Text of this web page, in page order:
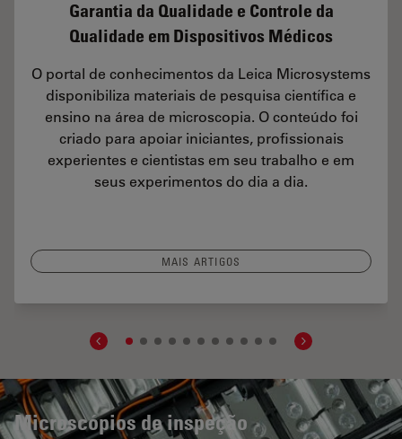
Garantia da Qualidade e Controle da
Qualidade em Dispositivos Médicos
O portal de conhecimentos da Leica Microsystems
disponibiliza materiais de pesquisa científica e
ensino na área de microscopia. O conteúdo foi
criado para apoiar iniciantes, profissionais
experientes e cientistas em seu trabalho e em
seus experimentos do dia a dia.
MAIS ARTIGOS
Microscópios de inspeção